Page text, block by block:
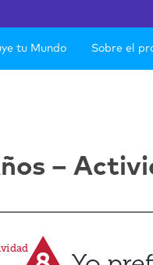
tu Mundo Sobre el
–